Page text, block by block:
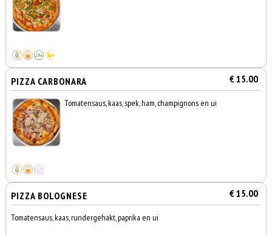
PIZZA CARBONARA € 15.00
Tomatensaus, kaas, spek, ham, champignons en ui
PIZZA BOLOGNESE € 15.00
Tomatensaus, kaas, rundergehakt, paprika en ui